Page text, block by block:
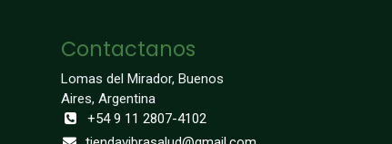
Contactanos
Lomas del Mirador, Buenos
Aires, Argentina
+54 9 11 2807-4102